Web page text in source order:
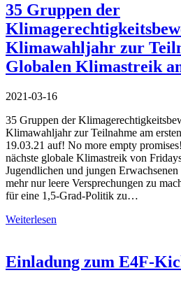
35 Gruppen der
Klimawahljahr zur
Globalen Klimastreik
2021-03-16
35 Gruppen der
Klimawahljahr zur Teilnahme am
19.03.21 auf! No more empty
nächste globale Klimastreik von
Jugendlichen und jungen
mehr nur leere Versprechungen zu
für eine 1,5-Grad-Politik zu…
Weiterlesen
Einladung zum E4F-